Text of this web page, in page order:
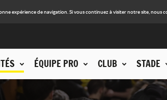
expérience de navigation. Si vous continuez à visiter notre site, nous
ÉQUIPE PRO CLUB STADE